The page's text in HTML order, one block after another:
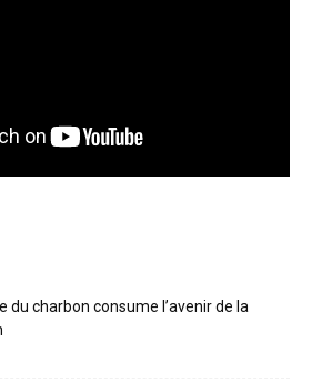
du charbon consume l’avenir de la